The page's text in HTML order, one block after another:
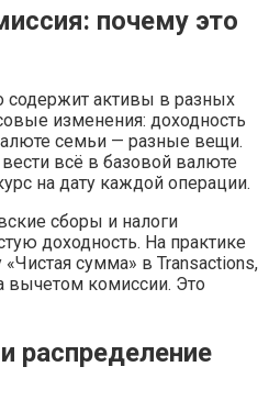
почему это
содержит активы в разных
изменения: доходность
семьи — разные вещи.
всё в базовой валюте
на дату каждой операции.
сборы и налоги
доходность. На практике
сумма» в Transactions,
вычетом комиссии. Это
распределение